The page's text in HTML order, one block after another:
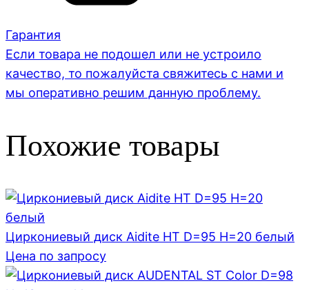
Гарантия
Если товара не подошел или не устроило
качество, то пожалуйста свяжитесь с нами и
мы оперативно решим данную проблему.
Похожие товары
Циркониевый диск Aidite HT D=95 H=20 белый
Цена по запросу